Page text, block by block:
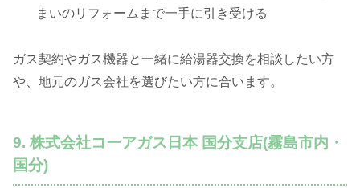
まいのリフォームまで一手に引き受ける
ガス契約やガス機器と一緒に給湯器交換を相談したい方
や、地元のガス会社を選びたい方に合います。
9. 株式会社コーアガス日本 国分支店(霧島市内・
国分)